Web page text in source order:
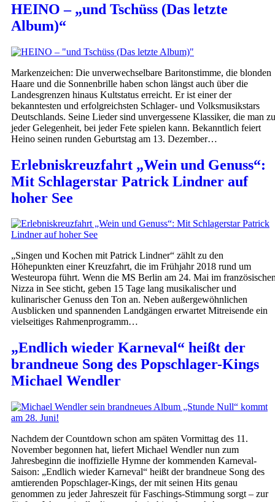
HEINO – „und Tschüss (Das letzte
Album)“
Markenzeichen: Die unverwechselbare Baritonstimme, die blonden
Haare und die Sonnenbrille haben schon längst auch über die
Landesgrenzen hinaus Kultstatus erreicht. Er ist einer der
bekanntesten und erfolgreichsten Schlager- und Volksmusikstars
Deutschlands. Seine Lieder sind unvergessene Klassiker, die man zu
jeder Gelegenheit, bei jeder Fete spielen kann. Bekanntlich feiert
Heino seinen runden Geburtstag am 13. Dezember…
Erlebniskreuzfahrt „Wein und Genuss“:
Mit Schlagerstar Patrick Lindner auf
hoher See
„Singen und Kochen mit Patrick Lindner“ zählt zu den
Höhepunkten einer Kreuzfahrt, die im Frühjahr 2018 rund um
Westeuropa führt. Wenn die MS Berlin am 24. Mai im
Nizza in See sticht, geben 15 Tage lang musikalischer und
kulinarischer Genuss den Ton an. Neben außergewöhnlichen
Ausblicken und spannenden Landgängen erwartet Mitreisende ein
vielseitiges Rahmenprogramm…
„Endlich wieder Karneval“ heißt der
brandneue Song des Popschlager-Kings
Michael Wendler
Nachdem der Countdown schon am späten Vormittag des 11.
November begonnen hat, liefert Michael Wendler nun zum
Jahresbeginn die inoffizielle Hymne der kommenden Karneval-
Saison: „Endlich wieder Karneval“ heißt der brandneue Song des
amtierenden Popschlager-Kings, der mit seinen Hits genau
genommen zu jeder Jahreszeit für Faschings-Stimmung sorgt – zur